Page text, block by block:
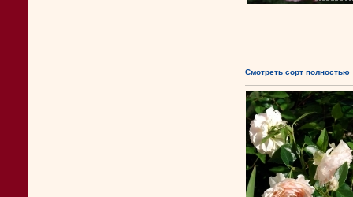
Смотреть сорт полностью